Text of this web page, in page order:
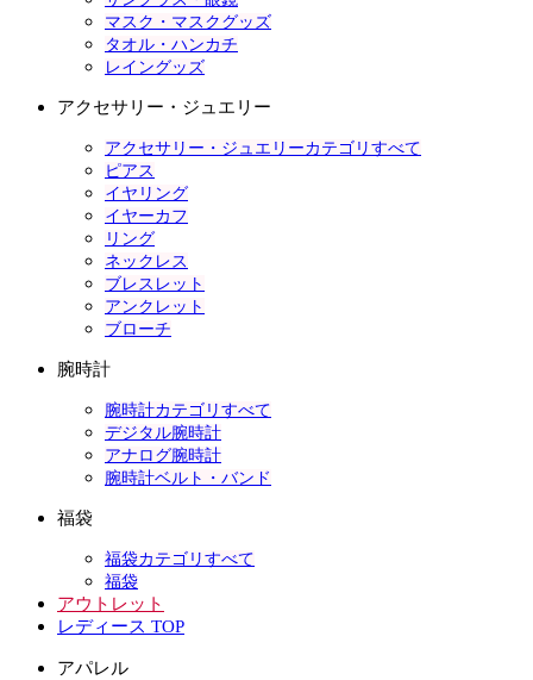
マスク・マスクグッズ
タオル・ハンカチ
レイングッズ
アクセサリー・ジュエリー
アクセサリー・ジュエリーカテゴリすべて
ピアス
イヤリング
イヤーカフ
リング
ネックレス
ブレスレット
アンクレット
ブローチ
腕時計
腕時計カテゴリすべて
デジタル腕時計
アナログ腕時計
腕時計ベルト・バンド
福袋
福袋カテゴリすべて
福袋
アウトレット
レディース TOP
アパレル